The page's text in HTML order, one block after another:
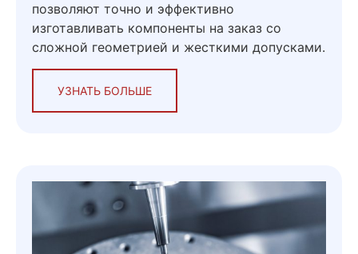
позволяют точно и эффективно
изготавливать компоненты на заказ со
сложной геометрией и жесткими допусками.
УЗНАТЬ БОЛЬШЕ